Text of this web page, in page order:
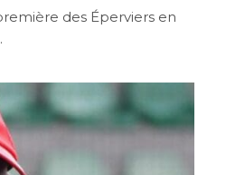
des Éperviers en